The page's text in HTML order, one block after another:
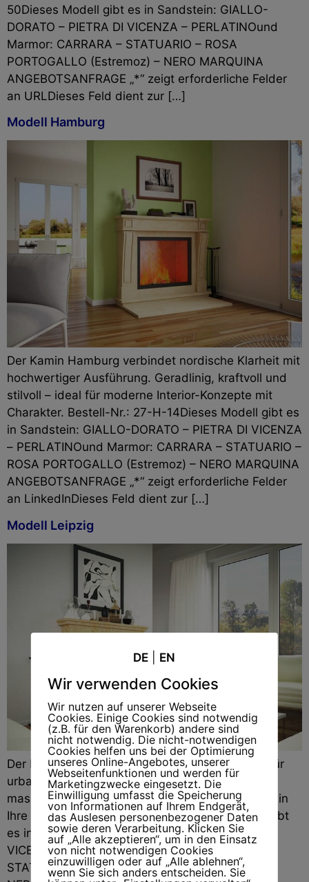
50Dieses Modell gibt es in Sandstein: GIALLO-
DORATO – PIETRA DI VICENZA – PERLATINOund
Marmor: CARRARA – STATUARIO – ROSA
PORTOGALLO (Estremoz) – NERO MARQUINA
ANGEBOTSANFRAGE „*“ zeigt erforderliche Felder
an URLDieses Feld dient zur […]
Modell Hamburg
Der Kamin Hamburg verbindet nordische Klarheit mit
hochwertiger Ausführung. Geradlinig, kraftvoll und
stilvoll – ideal für moderne Interior-Konzepte mit
Charakter. Bestell-Nr.: 27-H-14Dieses Modell gibt es
in Sandstein: GIALLO-DORATO – PIETRA DI VICENZA
– PERLATINOund Marmor: CARRARA – STATUARIO –
ROSA PORTOGALLO (Estremoz) – NERO MARQUINA
ANGEBOTSANFRAGE „*“ zeigt erforderliche Felder
an LinkedInDieses Feld dient zur […]
Modell Leipzig
Der Kamin Leipzig ist ein kraftvolles Statement für
urbane Eleganz. Mit klaren Proportionen und
massiven Steinflächen bringt er Struktur und Stil in
Ihre Räume. Bestell-Nr.: 78-L-14Dieses Modell gibt
es in Sandstein: GIALLO-DORATO – PIETRA DI
VICENZA – PERLATINOund Marmor: CARRARA –
STATUARIO – ROSA PORTOGALLO (Estremoz) –
DE EN
Wir verwenden Cookies
Wir nutzen auf unserer Webseite
Cookies. Einige Cookies sind notwendig
(z.B. für den Warenkorb) andere sind
nicht notwendig. Die nicht-notwendigen
Cookies helfen uns bei der Optimierung
unseres Online-Angebotes, unserer
Webseitenfunktionen und werden für
Marketingzwecke eingesetzt. Die
Einwilligung umfasst die Speicherung
von Informationen auf Ihrem Endgerät,
das Auslesen personenbezogener Daten
sowie deren Verarbeitung. Klicken Sie
auf „Alle akzeptieren“, um in den Einsatz
von nicht notwendigen Cookies
einzuwilligen oder auf „Alle ablehnen“,
wenn Sie sich anders entscheiden. Sie